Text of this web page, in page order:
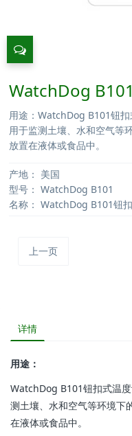
WatchDog
用途：WatchDog B101钮扣
用于监测土壤、水和空气等
放置在液体或食品
产地： 美国
型号： WatchDog B101
名称： WatchDog B101钮
上一页
详情
用途：
WatchDog B101钮扣式温
测土壤、水和空气等环境下
在液体或食品中。